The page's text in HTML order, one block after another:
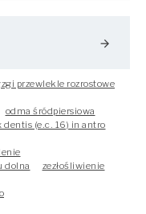
arrow_forward
przewlekle rozrostowe
odma śródpiersiowa
dentis (e.c. 16) in antro
dolna
zezłośliwienie